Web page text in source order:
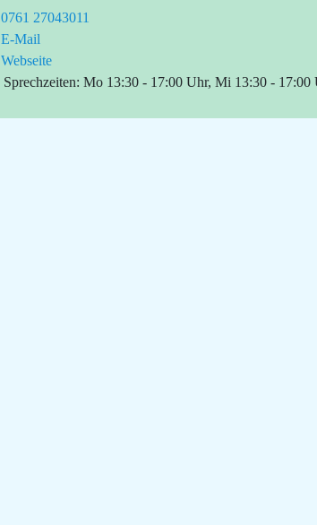
0761 27043011
E-Mail
Webseite
Sprechzeiten: Mo 13:30 - 17:00 Uhr, Mi 13:30 - 17:00